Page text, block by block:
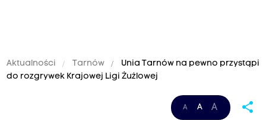
Aktualności Tarnów
Unia Tarnów na pewno przystąpi
do rozgrywek Krajowej Ligi Żużlowej
A A A share